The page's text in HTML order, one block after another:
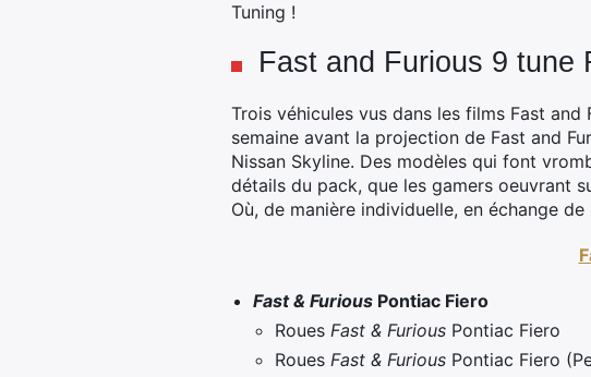
Tuning !
Fast and Furious 9 tune
Trois véhicules vus dans les films Fast
semaine avant la projection de Fast and
Nissan Skyline. Des modèles qui font
détails du pack, que les gamers oeuvrant
Où, de manière individuelle, en échange de
Fast & Furious Pontiac Fiero
Roues Fast & Furious Pontiac Fiero
Roues Fast & Furious Pontiac Fiero